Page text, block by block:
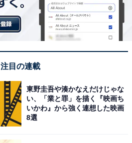
注目の連載
東野圭吾や湊かなえだけじゃな
い、「業と罪」を描く『映画ち
いかわ』から強く連想した映画
8選